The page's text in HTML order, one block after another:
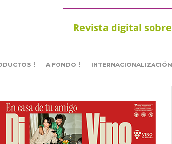
Revista digital
A FONDO INTERNACIONALIZACIÓN